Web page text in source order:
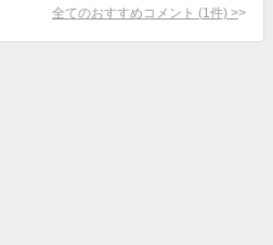
全てのおすすめコメント (1 件) >